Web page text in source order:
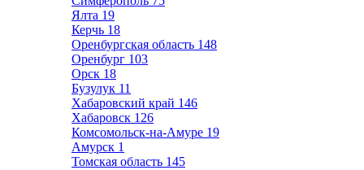
Ялта 19
Керчь 18
Оренбургская область 148
Оренбург 103
Орск 18
Бузулук 11
Хабаровский край 146
Хабаровск 126
Комсомольск-на-Амуре 19
Амурск 1
Томская область 145